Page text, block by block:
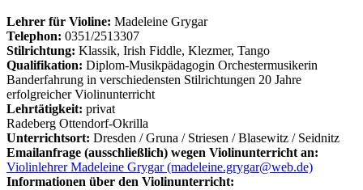
Lehrer für Violine: Madeleine Grygar
Telephon: 0351/2513307
Stilrichtung: Klassik, Irish Fiddle, Klezmer, Tango
Qualifikation: Diplom-Musikpädagogin Orchestermusikerin
Banderfahrung in verschiedensten Stilrichtungen 20 Jahre
erfolgreicher Violinunterricht
Lehrtätigkeit: privat
Radeberg Ottendorf-Okrilla
Unterrichtsort: Dresden / Gruna / Striesen / Blasewitz / Seidnitz
Emailanfrage (ausschließlich) wegen Violinunterricht an:
Violinlehrer Madeleine Grygar (madeleine.grygar@web.de)
Informationen über den Violinunterricht: